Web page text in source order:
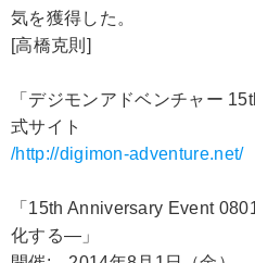
気を獲得した。
[高橋克則]
「デジモンアドベンチャー
式サイト
/http://digimon-adventure.net/
「15th Anniversary Event
化する―」